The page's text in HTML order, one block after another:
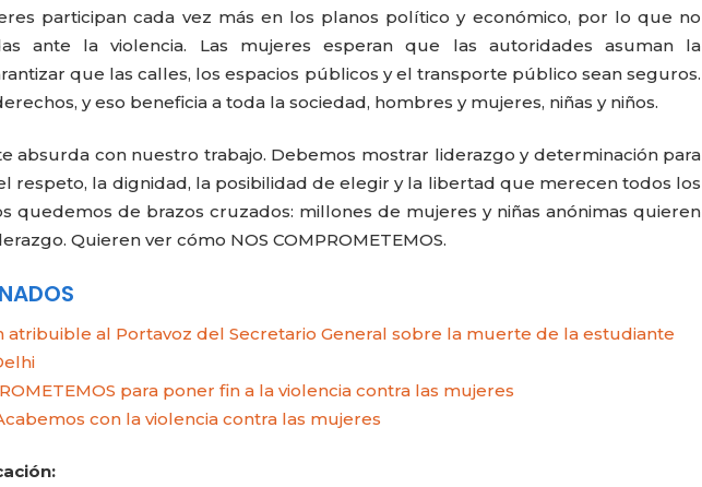
participan cada vez más en los planos político y económico, por lo que no
ante la violencia. Las mujeres esperan que las autoridades asuman la
que las calles, los espacios públicos y el transporte público sean seguros.
y eso beneficia a toda la sociedad, hombres y mujeres, niñas y niños.
absurda con nuestro trabajo. Debemos mostrar liderazgo y determinación para
respeto, la dignidad, la posibilidad de elegir y la libertad que merecen todos los
quedemos de brazos cruzados: millones de mujeres y niñas anónimas quieren
Quieren ver cómo NOS COMPROMETEMOS.
atribuible al Portavoz del Secretario General sobre la muerte de la estudiante
para poner fin a la violencia contra las mujeres
con la violencia contra las mujeres